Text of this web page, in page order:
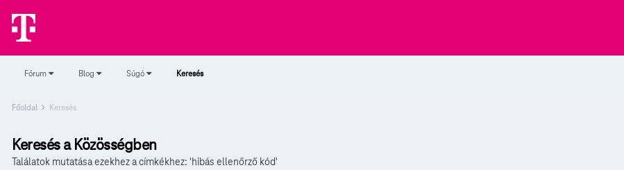
Fórum Blog Súgó Keresés
Főoldal Keresés
Keresés a Közösségben
Találatok mutatása ezekhez a címkékhez: 'hibás ellenőrző kód'